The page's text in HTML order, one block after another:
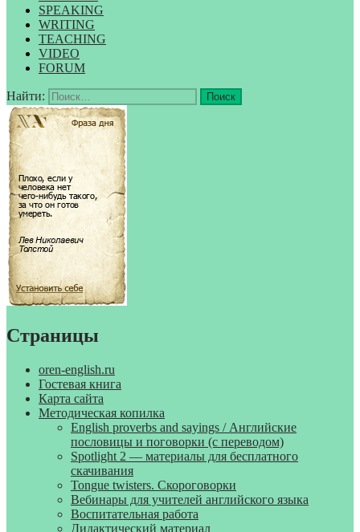
SPEAKING
WRITING
TEACHING
VIDEO
FORUM
Найти:
Страницы
oren-english.ru
Гостевая книга
Карта сайта
Методическая копилка
English proverbs and sayings / Английские
пословицы и поговорки (с переводом)
Spotlight 2 — материалы для бесплатного
скачивания
Tongue twisters. Скороговорки
Вебинары для учителей английского языка
Воспитательная работа
Дидактический материал